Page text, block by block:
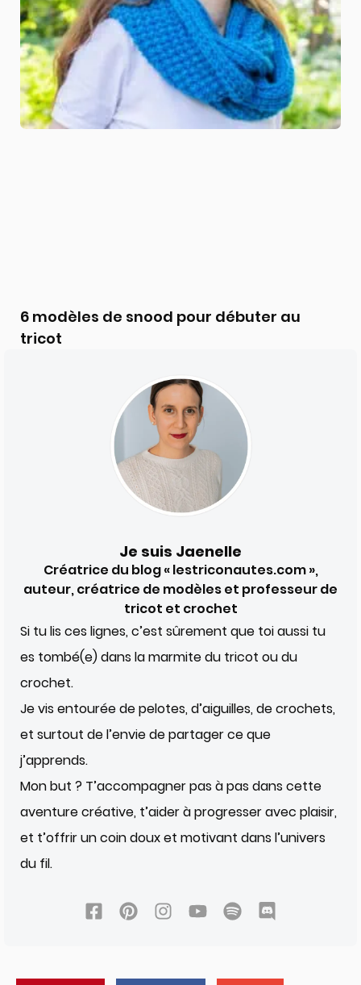
6 modèles de snood pour débuter au
tricot
Je suis Jaenelle
Créatrice du blog « lestriconautes.com »,
auteur, créatrice de modèles et professeur de
tricot et crochet
Si tu lis ces lignes, c’est sûrement que toi aussi tu
es tombé(e) dans la marmite du tricot ou du
crochet.
Je vis entourée de pelotes, d’aiguilles, de crochets,
et surtout de l’envie de partager ce que
j’apprends.
Mon but ? T’accompagner pas à pas dans cette
aventure créative, t’aider à progresser avec plaisir,
et t’offrir un coin doux et motivant dans l’univers
du fil.